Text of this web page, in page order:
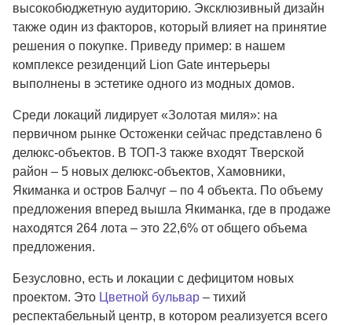
высокобюджетную аудиторию. Эксклюзивный дизайн
также один из факторов, который влияет на принятие
решения о покупке. Приведу пример: в нашем
комплексе резиденций Lion Gate интерьеры
выполнены в эстетике одного из модных домов.
Среди локаций лидирует «Золотая миля»: на
первичном рынке Остоженки сейчас представлено 6
делюкс-объектов. В ТОП-3 также входят Тверской
район – 5 новых делюкс-объектов, Хамовники,
Якиманка и остров Балчуг – по 4 объекта. По объему
предложения вперед вышла Якиманка, где в продаже
находятся 264 лота – это 22,6% от общего объема
предложения.
Безусловно, есть и локации с дефицитом новых
проектом. Это Цветной бульвар – тихий
респектабельный центр, в котором реализуется всего